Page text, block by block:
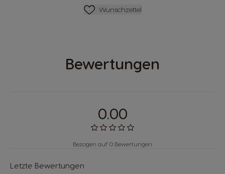
Wunschliste
Wunschzettel
Bewertungen
0.00
Bezogen auf 0 Bewertungen
Letzte Bewertungen